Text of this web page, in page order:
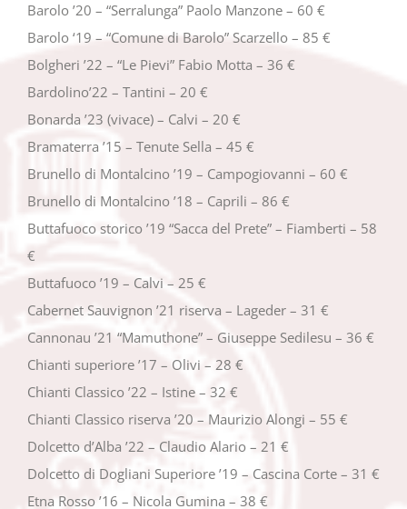
Barolo ’20 – “Serralunga” Paolo Manzone – 60 €
Barolo ‘19 – “Comune di Barolo” Scarzello – 85 €
Bolgheri ’22 – “Le Pievi” Fabio Motta – 36 €
Bardolino’22 – Tantini – 20 €
Bonarda ’23 (vivace) – Calvi – 20 €
Bramaterra ’15 – Tenute Sella – 45 €
Brunello di Montalcino ’19 – Campogiovanni – 60 €
Brunello di Montalcino ’18 – Caprili – 86 €
Buttafuoco storico ’19 “Sacca del Prete” – Fiamberti – 58
€
Buttafuoco ’19 – Calvi – 25 €
Cabernet Sauvignon ’21 riserva – Lageder – 31 €
Cannonau ’21 “Mamuthone” – Giuseppe Sedilesu – 36 €
Chianti superiore ’17 – Olivi – 28 €
Chianti Classico ’22 – Istine – 32 €
Chianti Classico riserva ’20 – Maurizio Alongi – 55 €
Dolcetto d’Alba ’22 – Claudio Alario – 21 €
Dolcetto di Dogliani Superiore ’19 – Cascina Corte – 31 €
Etna Rosso ’16 – Nicola Gumina – 38 €